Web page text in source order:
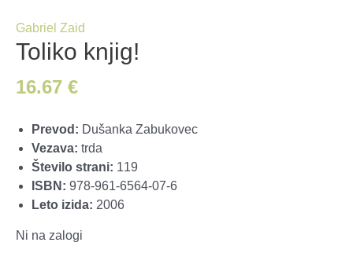
Gabriel Zaid
Toliko knjig!
16.67 €
Prevod: Dušanka Zabukovec
Vezava: trda
Število strani: 119
ISBN: 978-961-6564-07-6
Leto izida: 2006
Ni na zalogi